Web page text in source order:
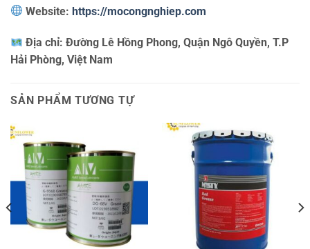
Website:https://mocongnghiep.com
Địa chỉ:Đường Lê Hồng Phong, Quận Ngô Quyền, T.P
Hải Phòng, Việt Nam
SẢN PHẨM TƯƠNG TỰ